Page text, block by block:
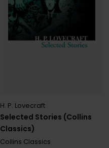
Selected Stories (Collins
Classics)
H. P. Lovecraft
Collins Classics